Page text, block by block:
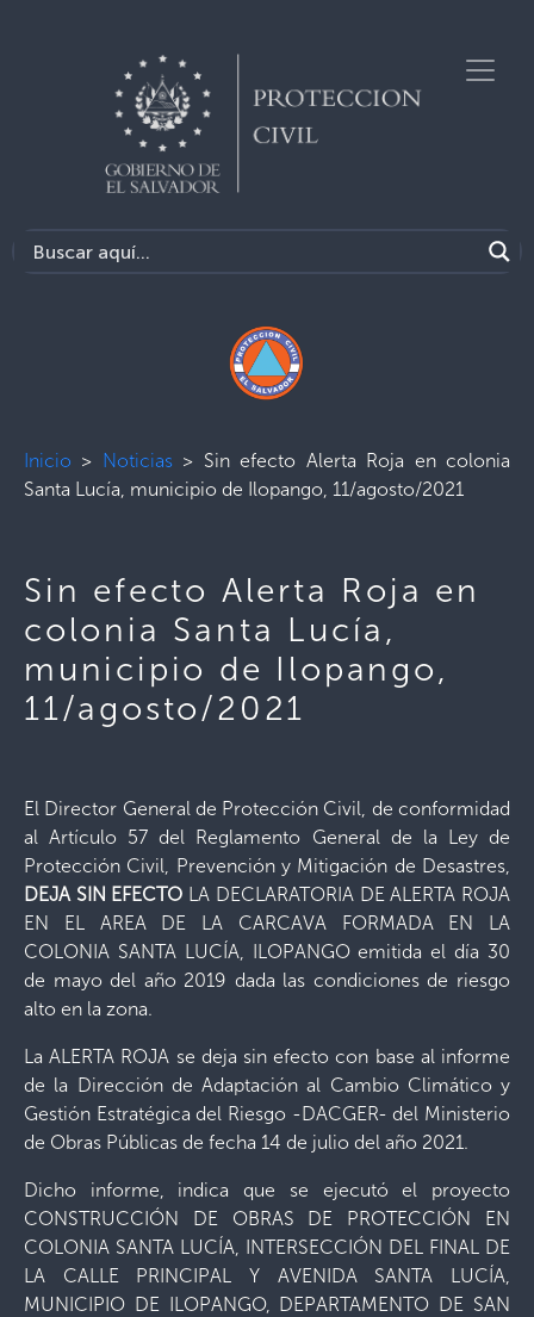
Inicio > Noticias> Sin efecto Alerta Roja en colonia
Santa Lucía, municipio de Ilopango, 11/agosto/2021
Sin efecto Alerta Roja en
colonia Santa Lucía,
municipio de Ilopango,
11/agosto/2021
El Director General de Protección Civil, de conformidad
al Artículo 57 del Reglamento General de la Ley de
Protección Civil, Prevención y Mitigación de Desastres,
DEJA SIN EFECTO LA DECLARATORIA DE ALERTA ROJA
EN EL AREA DE LA CARCAVA FORMADA EN LA
COLONIA SANTA LUCÍA, ILOPANGO emitida el día 30
de mayo del año 2019 dada las condiciones de riesgo
alto en la zona.
La ALERTA ROJA se deja sin efecto con base al informe
de la Dirección de Adaptación al Cambio Climático y
Gestión Estratégica del Riesgo -DACGER- del Ministerio
de Obras Públicas de fecha 14 de julio del año 2021.
Dicho informe, indica que se ejecutó el proyecto
CONSTRUCCIÓN DE OBRAS DE PROTECCIÓN EN
COLONIA SANTA LUCÍA, INTERSECCIÓN DEL FINAL DE
LA CALLE PRINCIPAL Y AVENIDA SANTA LUCÍA,
MUNICIPIO DE ILOPANGO, DEPARTAMENTO DE SAN